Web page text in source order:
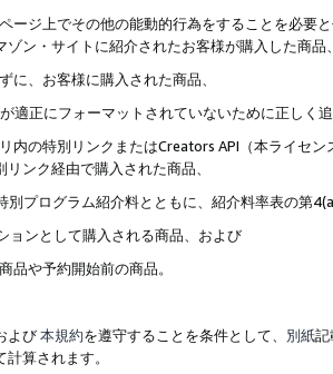
ージ上でその他の能動的行為をすることを必要
ゾン・サイトに紹介されたお客様が購入した商品、
、お客様に購入された商品、
適正にフォーマットされていないために正しく
内の特別リンクまたはCreators API（本ライセ
ンク経由で購入された商品、
プログラム紹介料とともに、紹介料率表の第
ョンとして購入される商品、および
品や予約開始前の商品。
よび本規約を遵守することを条件として、 別紙記
算されます。